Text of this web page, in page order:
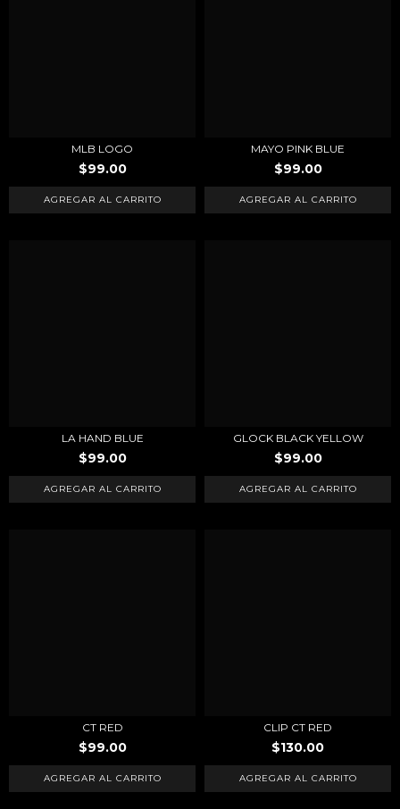
MLB LOGO
$99.00
MAYO PINK BLUE
$99.00
LA HAND BLUE
$99.00
GLOCK BLACK YELLOW
$99.00
CT RED
$99.00
CLIP CT RED
$130.00